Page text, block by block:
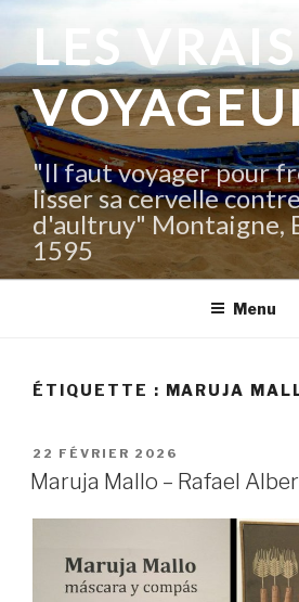
contenu
principal
LES VRAIS
"Il faut voyager pour
lisser sa cervelle
d'aultruy" Montaigne,
1595
Menu
ÉTIQUETTE : MARUJA
PUBLIÉ
LE
22 FÉVRIER 2026
Maruja Mallo – Rafael